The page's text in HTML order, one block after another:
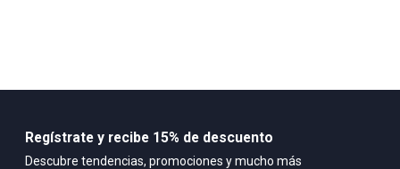
Regístrate y recibe 15% de descuento
Descubre tendencias, promociones y mucho más